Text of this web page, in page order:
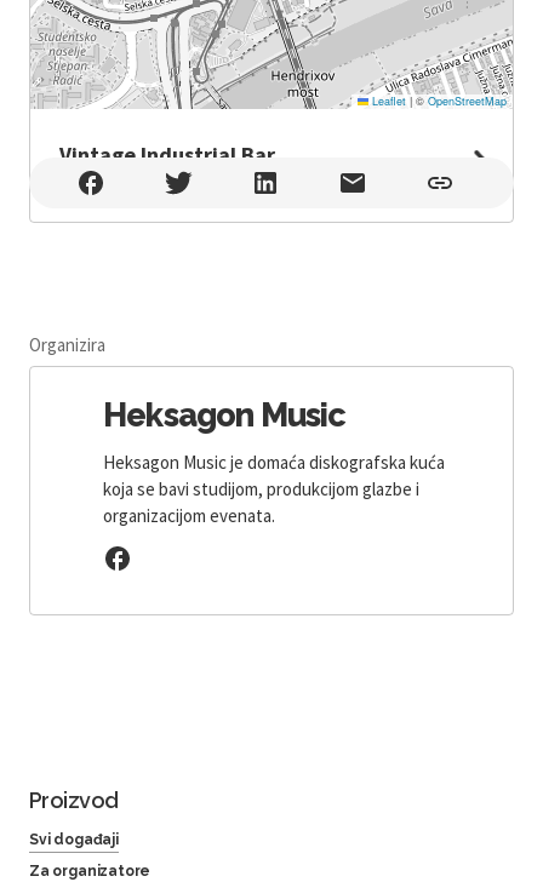
Leaflet |© OpenStreetMap
Vintage Industrial Bar
Vintage Industrial Bar , Zagreb
Organizira
Heksagon Music
Heksagon Music je domaća diskografska kuća
koja se bavi studijom, produkcijom glazbe i
organizacijom evenata.
Proizvod
Svi događaji
Za organizatore